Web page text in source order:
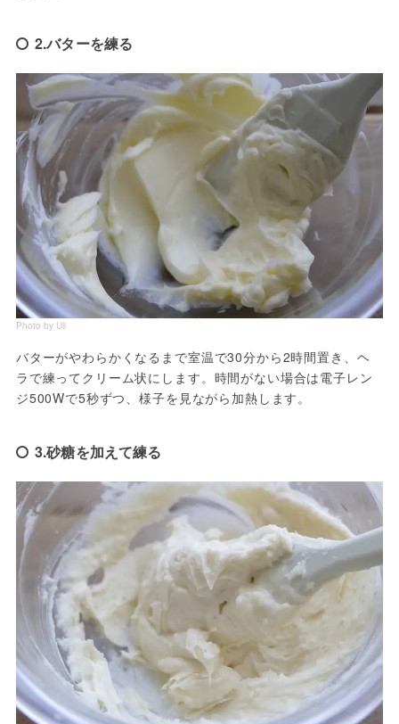
2.バターを練る
Photo by Uli
バターがやわらかくなるまで室温で30分から2時間置き、ヘ
ラで練ってクリーム状にします。時間がない場合は電子レン
ジ500Wで5秒ずつ、様子を見ながら加熱します。
3.砂糖を加えて練る